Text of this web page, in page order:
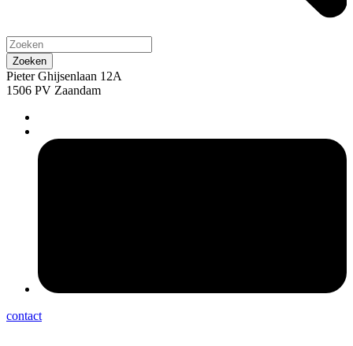
Pieter Ghijsenlaan 12A
1506 PV Zaandam
contact